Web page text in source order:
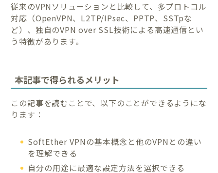
従来のVPNソリューションと比較して、多プロトコル
対応（OpenVPN、L2TP/IPsec、PPTP、SSTpな
ど）、独自のVPN over SSL技術による高速通信とい
う特徴があります。
本記事で得られるメリット
この記事を読むことで、以下のことができるようにな
ります：
SoftEther VPNの基本概念と他のVPNとの違い
を理解できる
自分の用途に最適な設定方法を選択できる